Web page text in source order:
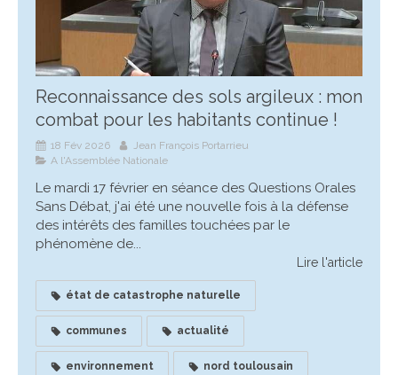
Reconnaissance des sols argileux : mon
combat pour les habitants continue !
18 Fév 2026
Jean François Portarrieu
A l'Assemblée Nationale
Le mardi 17 février en séance des Questions Orales
Sans Débat, j'ai été une nouvelle fois à la défense
des intérêts des familles touchées par le
phénomène de...
Lire l'article
état de catastrophe naturelle
communes actualité
environnement nord toulousain